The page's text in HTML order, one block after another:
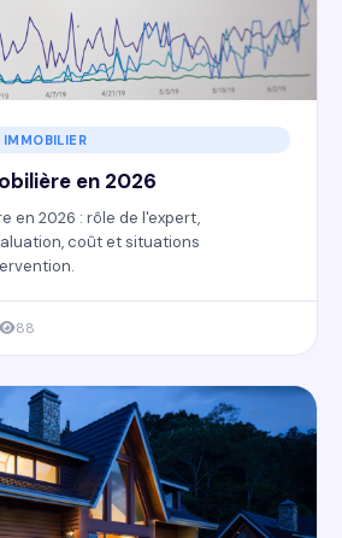
en 2026
en 2026 : rôle de l'expert,
coût et situations
88